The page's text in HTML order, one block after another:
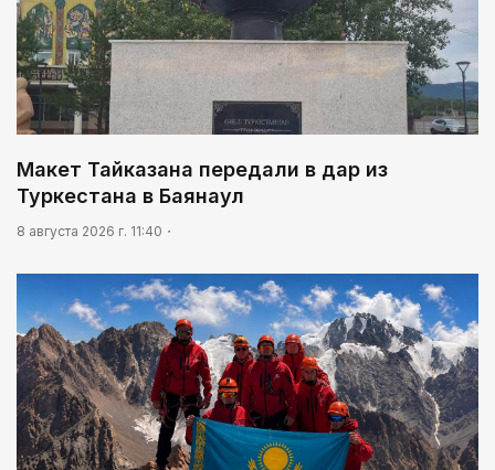
Макет Тайказана передали в дар из
Туркестана в Баянаул
8 августа 2026 г. 11:40